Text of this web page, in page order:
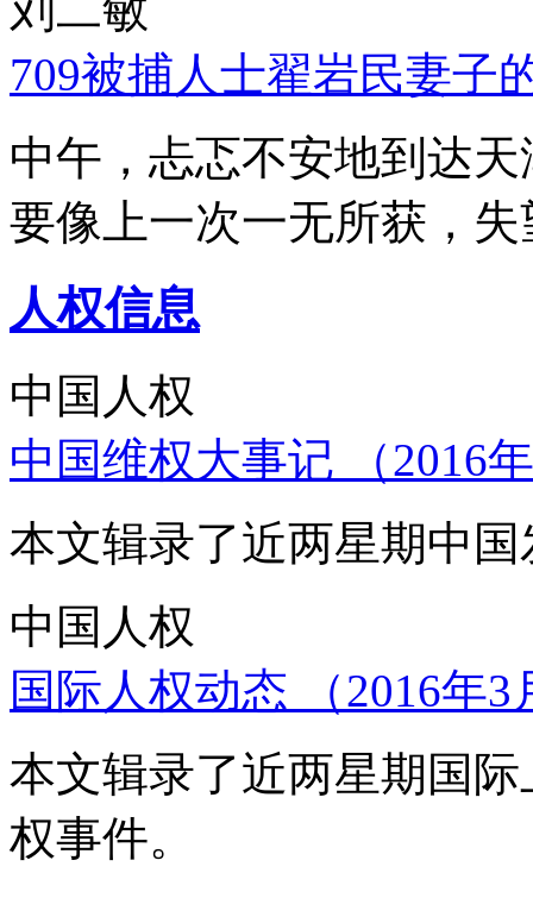
709被捕人士翟岩民妻子
中午，忐忑不安地到达
要像上一次一无所获，
人权信息
中国人权
中国维权大事记 （2016
本文辑录了近两星期中
中国人权
国际人权动态 （2016年
本文辑录了近两星期国
权事件。